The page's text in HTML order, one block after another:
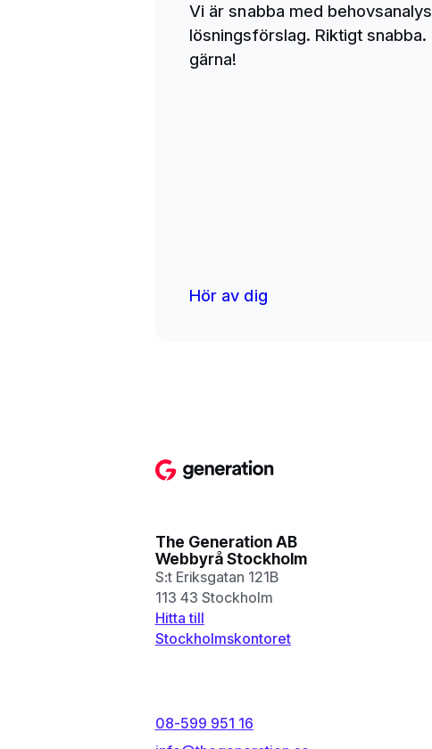
Vi är snabba med
lösningsförslag. Riktigt snabba.
gärna!
Hör av dig
The Generation AB
Webbyrå Stockholm
S:t Eriksgatan 121B
113 43 Stockholm
Hitta till
Stockholmskontoret
08-599 951 16